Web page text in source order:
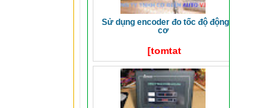
sử dụng encoder đo tốc độ động
cơ
[tomtat